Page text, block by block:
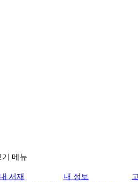
기 메뉴
내 서재
내 정보